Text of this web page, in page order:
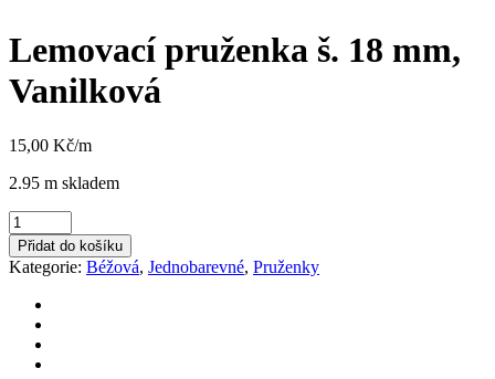
Lemovací pruženka š. 18 mm,
Vanilková
15,00 Kč/m
2.95 m skladem
Lemovací
pruženka
š.
18
mm,
Vanilková
množství
Přidat do košíku
Kategorie: Béžová, Jednobarevné, Pruženky